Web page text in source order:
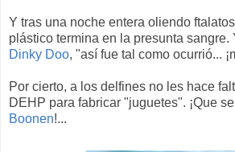
Y tras una noche entera oliendo
plástico termina en la presunta sangre.
Dinky Doo, "así fue tal como ocurrió...
Por cierto, a los delfines no les hace
DEHP para fabricar "juguetes". ¡Que
Boonen!...